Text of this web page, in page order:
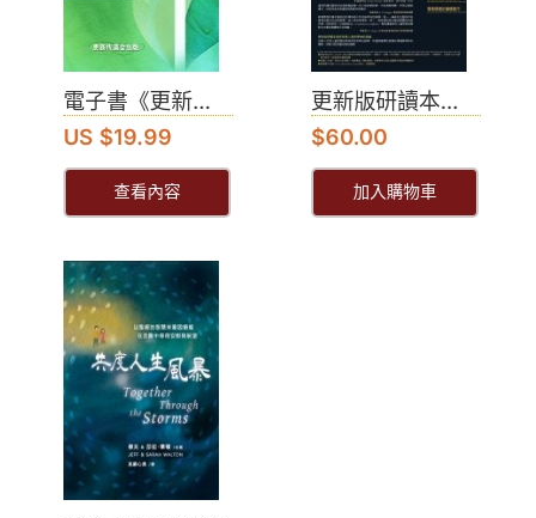
電子書《更新...
US $19.99
查看內容
更新版研讀本...
$60.00
加入購物車